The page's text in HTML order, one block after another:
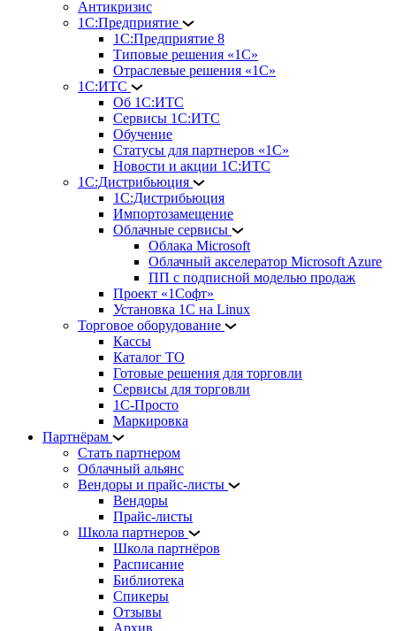
Антикризис
1С:Предприятие
1С:Предприятие 8
Типовые решения «1С»
Отраслевые решения «1С»
1С:ИТС
Об 1С:ИТС
Сервисы 1С:ИТС
Обучение
Статусы для партнеров «1С»
Новости и акции 1С:ИТС
1С:Дистрибьюция
1С:Дистрибьюция
Импортозамещение
Облачные сервисы
Облака Microsoft
Облачный акселератор Microsoft Azure
ПП с подписной моделью продаж
Проект «1Софт»
Установка 1С на Linux
Торговое оборудование
Кассы
Каталог ТО
Готовые решения для торговли
Сервисы для торговли
1С-Просто
Маркировка
Партнёрам
Стать партнером
Облачный альянс
Вендоры и прайс-листы
Вендоры
Прайс-листы
Школа партнеров
Школа партнёров
Расписание
Библиотека
Спикеры
Отзывы
Архив